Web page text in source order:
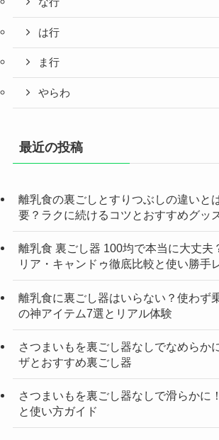
は行
ま行
やらわ
最近の投稿
離乳食の裏ごしとすりつぶしの違いと
要？ラクに続けるコツとおすすめグッ
離乳食 裏ごし器 100均で本当に大丈夫
リア・キャンドゥ徹底比較と使い勝手
離乳食に裏ごし器はいらない？使わず
の神アイテム7選とリアル体験
さつまいもを裏ごし器なしでなめらか
ザとおすすめ裏ごし器
さつまいもを裏ごし器なしで滑らかに
と使い方ガイド